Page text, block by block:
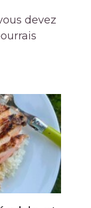
devez